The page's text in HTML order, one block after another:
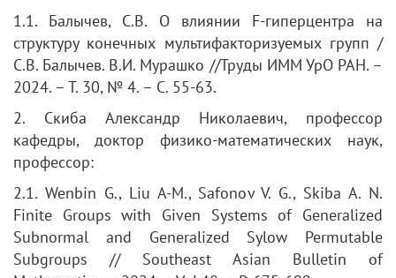
1.1. Балычев, С.В. О влиянии F-гиперцентра на
структуру конечных мультифакторизуемых групп /
С.В. Балычев. В.И. Мурашко //Труды ИММ УрО РАН. –
2024. – Т. 30, № 4. – С. 55-63.
2. Скиба Александр Николаевич, профессор
кафедры, доктор физико-математических наук,
профессор:
2.1. Wenbin G., Liu A-M., Safonov V. G., Skiba A. N.
Finite Groups with Given Systems of Generalized
Subnormal and Generalized Sylow Permutable
Subgroups // Southeast Asian Bulletin of